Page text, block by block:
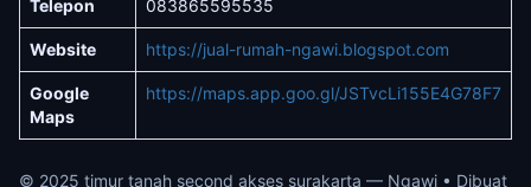
Telepon 083865595535
Website https://jual-rumah-ngawi.blogspot.com
Google
Maps
https://maps.app.goo.gl/JSTvcLi155E4G78F7
© 2025 timur tanah second akses surakarta — Ngawi • Dibuat